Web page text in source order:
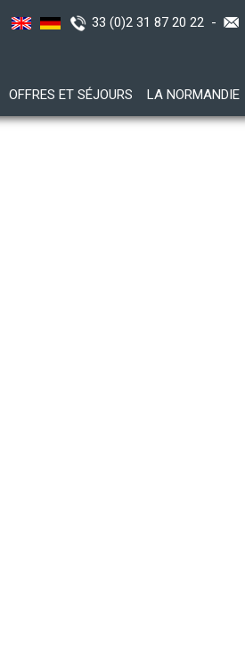
33 (0)2 31 87 20 22 -
OFFRES ET SÉJOURS LA NORMANDIE